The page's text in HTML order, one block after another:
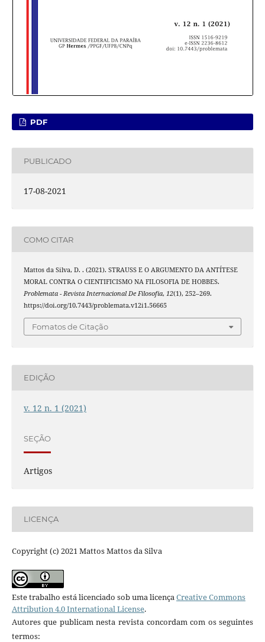
PDF
PUBLICADO
17-08-2021
COMO CITAR
Mattos da Silva, D. . (2021). STRAUSS E O ARGUMENTO DA ANTÍTESE
MORAL CONTRA O CIENTIFICISMO NA FILOSOFIA DE HOBBES.
Problemata - Revista Internacional De Filosofia, 12(1), 252–269.
https://doi.org/10.7443/problemata.v12i1.56665
Fomatos de Citação
EDIÇÃO
v. 12 n. 1 (2021)
SEÇÃO
Artigos
LICENÇA
Copyright (c) 2021 Mattos Mattos da Silva
Este trabalho está licenciado sob uma licençaCreative Commons
Attribution 4.0 International License.
Autores que publicam nesta revista concordam com os seguintes
termos: